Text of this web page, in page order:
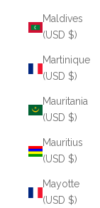
Maldives
(USD $)
Martinique
(USD $)
Mauritania
(USD $)
Mauritius
(USD $)
Mayotte
(USD $)